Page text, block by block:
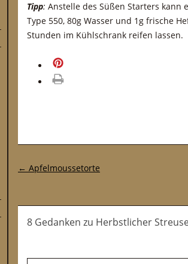
Tipp: Anstelle des Süßen Starters kann
Type 550, 80g Wasser und 1g frische
Stunden im Kühlschrank reifen lassen.
Post-Navigation
← Apfelmoussetorte
8 Gedanken zu Herbstlicher